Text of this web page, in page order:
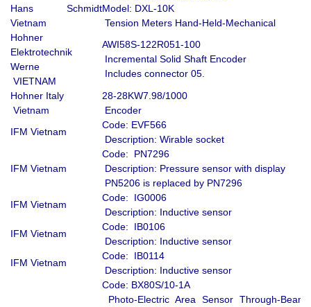
Hans Schmidt
Vietnam
Model: DXL-10K
Tension Meters Hand-Held-Mechanical
Hohner
Elektrotechnik
Werne
VIETNAM
AWI58S-122R051-100
Incremental Solid Shaft Encoder
Includes connector 05.
Hohner Italy
Vietnam
28-28KW7.98/1000
Encoder
IFM Vietnam
Code: EVF566
Description: Wirable socket
IFM Vietnam
Code: PN7296
Description: Pressure sensor with display
PN5206 is replaced by PN7296
IFM Vietnam
Code: IG0006
Description: Inductive sensor
IFM Vietnam
Code: IB0106
Description: Inductive sensor
IFM Vietnam
Code: IB0114
Description: Inductive sensor
Code: BX80S/10-1A
Photo-Electric Area Sensor Through-Beam